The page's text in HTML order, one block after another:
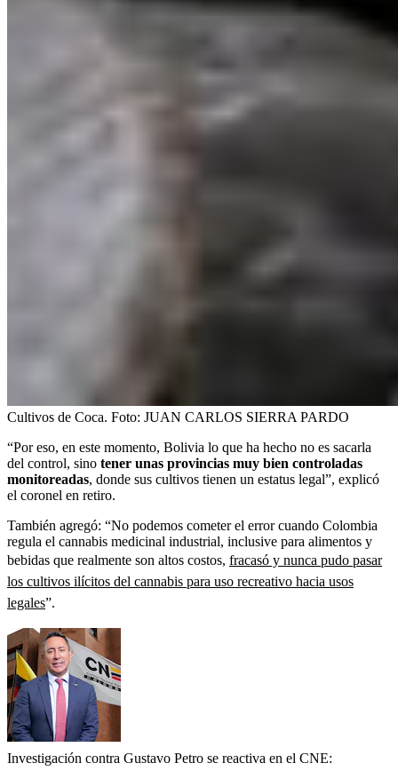
Cultivos de Coca. Foto: JUAN CARLOS SIERRA PARDO
“Por eso, en este momento, Bolivia lo que ha hecho no es sacarla
del control, sino tener unas provincias muy bien controladas
monitoreadas, donde sus cultivos tienen un estatus legal”, explicó
el coronel en retiro.
También agregó: “No podemos cometer el error cuando Colombia
regula el cannabis medicinal industrial, inclusive para alimentos y
bebidas que realmente son altos costos, fracasó y nunca pudo pasar
los cultivos ilícitos del cannabis para uso recreativo hacia usos
legales”.
Investigación contra Gustavo Petro se reactiva en el CNE: